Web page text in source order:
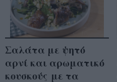
Σαλάτα με ψητό
αρνί και αρωματικό
κουσκούς με τα